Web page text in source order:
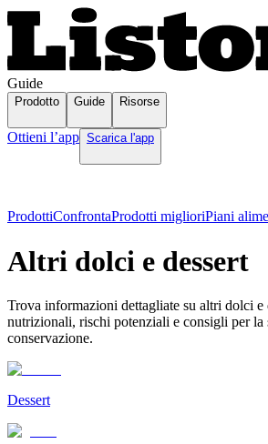
Guide
Prodotto Guide Risorse
Ottieni l’app Scarica l'app
ProdottiConfrontaProdotti miglioriPiani
Altri dolci e dessert
Trova informazioni dettagliate su altri dolci e
nutrizionali, rischi potenziali e consigli per la
conservazione.
Dessert